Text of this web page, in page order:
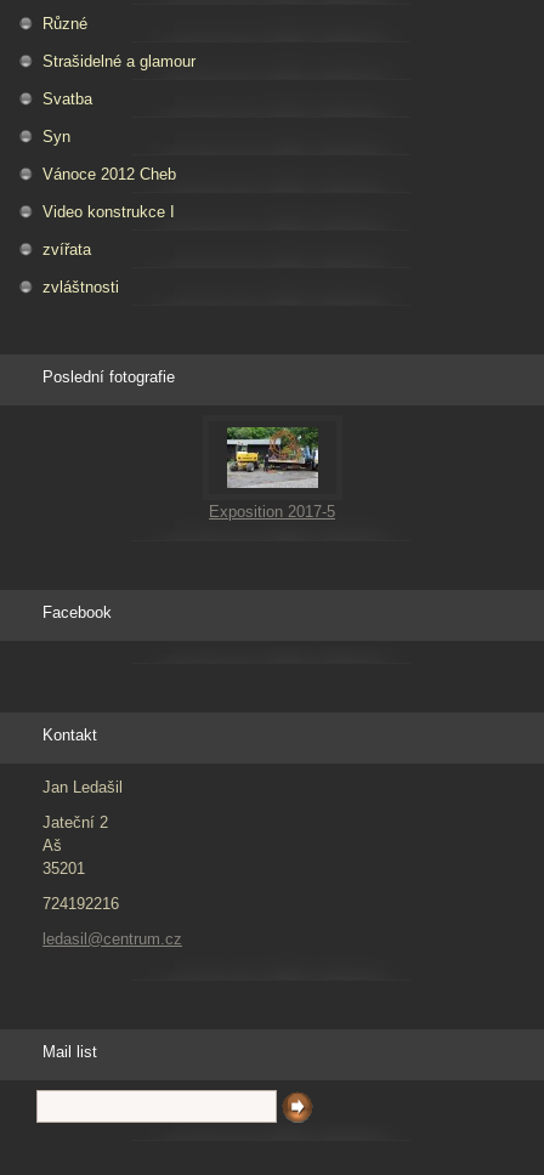
Různé
Strašidelné a glamour
Svatba
Syn
Vánoce 2012 Cheb
Video konstrukce I
zvířata
zvláštnosti
Poslední fotografie
Exposition 2017-5
Facebook
Kontakt
Jan Ledašil
Jateční 2
Aš
35201
724192216
ledasil@centrum.cz
Mail list